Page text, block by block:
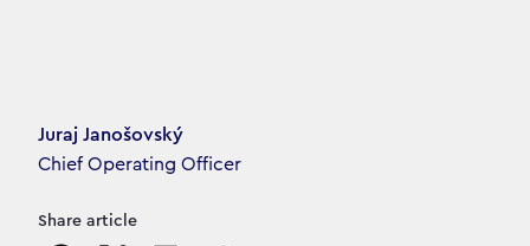
Article's author
Juraj Janošovský
Chief Operating Officer
Share article